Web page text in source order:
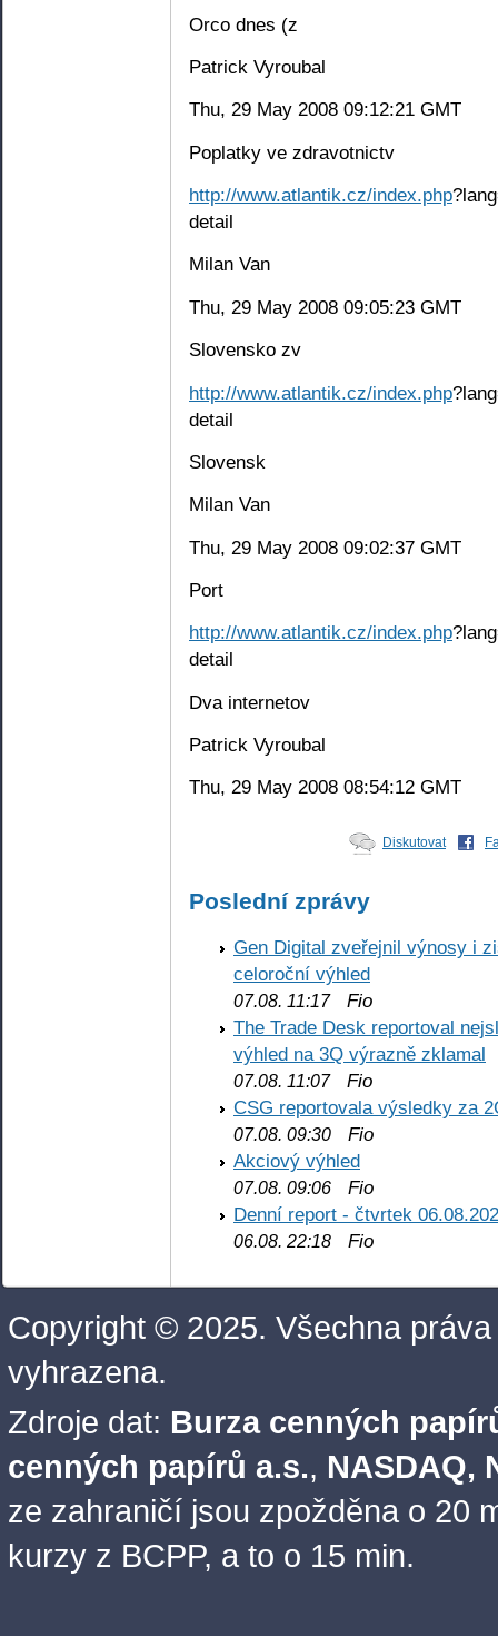
Orco dnes (z
Patrick Vyroubal
Thu, 29 May 2008 09:12:21 GMT
Poplatky ve zdravotnictv
http://www.atlantik.cz/index.php
detail
Milan Van
Thu, 29 May 2008 09:05:23 GMT
Slovensko zv
http://www.atlantik.cz/index.php
detail
Slovensk
Milan Van
Thu, 29 May 2008 09:02:37 GMT
Port
http://www.atlantik.cz/index.php
detail
Dva internetov
Patrick Vyroubal
Thu, 29 May 2008 08:54:12 GMT
Diskutovat
Poslední zprávy
Gen Digital zveřejnil výnosy i
celoroční výhled
07.08. 11:17Fio
The Trade Desk reportoval
výhled na 3Q výrazně zklamal
07.08. 11:07Fio
CSG reportovala výsledky za
07.08. 09:30 Fio
Akciový výhled
07.08. 09:06 Fio
Denní report - čtvrtek
06.08. 22:18 Fio
Copyright © 2025. Všechna práva
vyhrazena.
Zdroje dat: Burza cenných
cenných papírů a.s., NASDAQ,
ze zahraničí jsou zpožděna o 20
kurzy z BCPP, a to o 15 min.